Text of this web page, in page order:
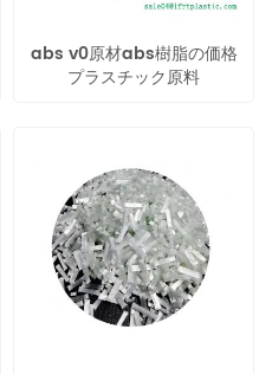
abs v0原材abs樹脂の価格
プラスチック原料